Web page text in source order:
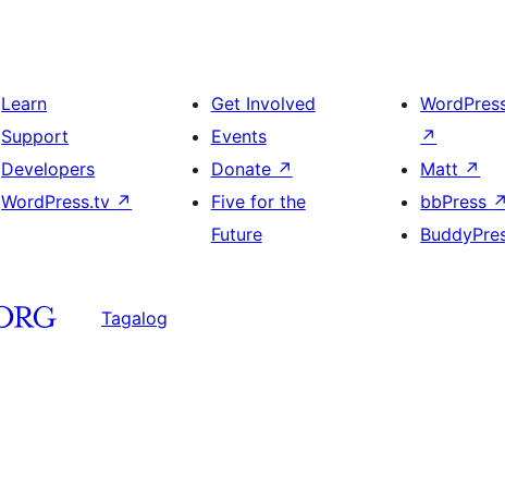
Learn
Support
Developers
WordPress.tv ↗
Get Involved
Events
Donate ↗
Five for the
Future
↗
Matt ↗
bbPress ↗
Tagalog